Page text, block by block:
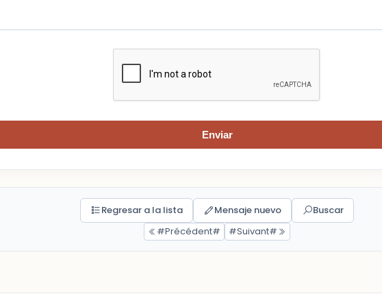
Enviar
Regresar a la lista Mensaje nuevo
Buscar
#Précédent#
#Suivant#